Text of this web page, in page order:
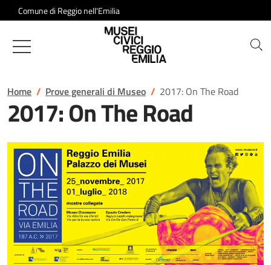
Salta al contenuto
Comune di Reggio nell'Emilia
Musei Civici di Reggio Emilia
Home Prove generali di Museo 2017: On The Road
2017: On The Road